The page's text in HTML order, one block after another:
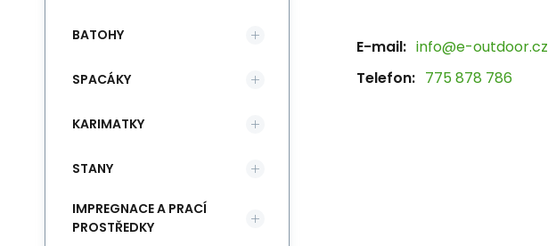
E-mail: info@e-outdoor.cz
Telefon: 775 878 786
BATOHY
SPACÁKY
KARIMATKY
STANY
IMPREGNACE A PRACÍ
PROSTŘEDKY